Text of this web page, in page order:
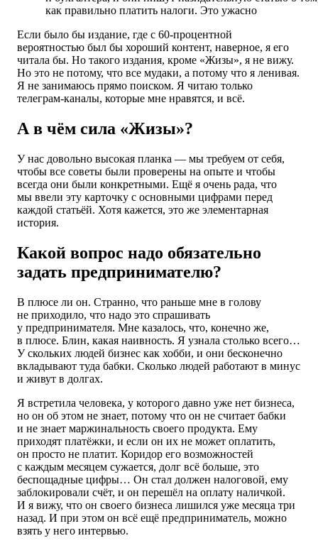
как правильно платить налоги. Это ужасно
Если было бы издание, где с 60-процентной
вероятностью был бы хороший контент, наверное, я его
читала бы. Но такого издания, кроме «Жизы», я не вижу.
Но это не потому, что все мудаки, а потому что я ленивая.
Я не занимаюсь прямо поиском. Я читаю только
телеграм-каналы, которые мне нравятся, и всё.
А в чём сила «Жизы»?
У нас довольно высокая планка — мы требуем от себя,
чтобы все советы были проверены на опыте и чтобы
всегда они были конкретными. Ещё я очень рада, что
мы ввели эту карточку с основными цифрами перед
каждой статьёй. Хотя кажется, это же элементарная
история.
Какой вопрос надо обязательно
задать предпринимателю?
В плюсе ли он. Странно, что раньше мне в голову
не приходило, что надо это спрашивать
у предпринимателя. Мне казалось, что, конечно же,
в плюсе. Блин, какая наивность. Я узнала столько всего…
У скольких людей бизнес как хобби, и они бесконечно
вкладывают туда бабки. Сколько людей работают в минус
и живут в долгах.
Я встретила человека, у которого давно уже нет бизнеса,
но он об этом не знает, потому что он не считает бабки
и не знает маржинальность своего продукта. Ему
приходят платёжки, и если он их не может оплатить,
он просто не платит. Коридор его возможностей
с каждым месяцем сужается, долг всё больше, это
беспощадные цифры… Он стал должен налоговой, ему
заблокировали счёт, и он перешёл на оплату наличкой.
И я вижу, что он своего бизнеса лишился уже месяца три
назад. И при этом он всё ещё предприниматель, можно
взять у него интервью.